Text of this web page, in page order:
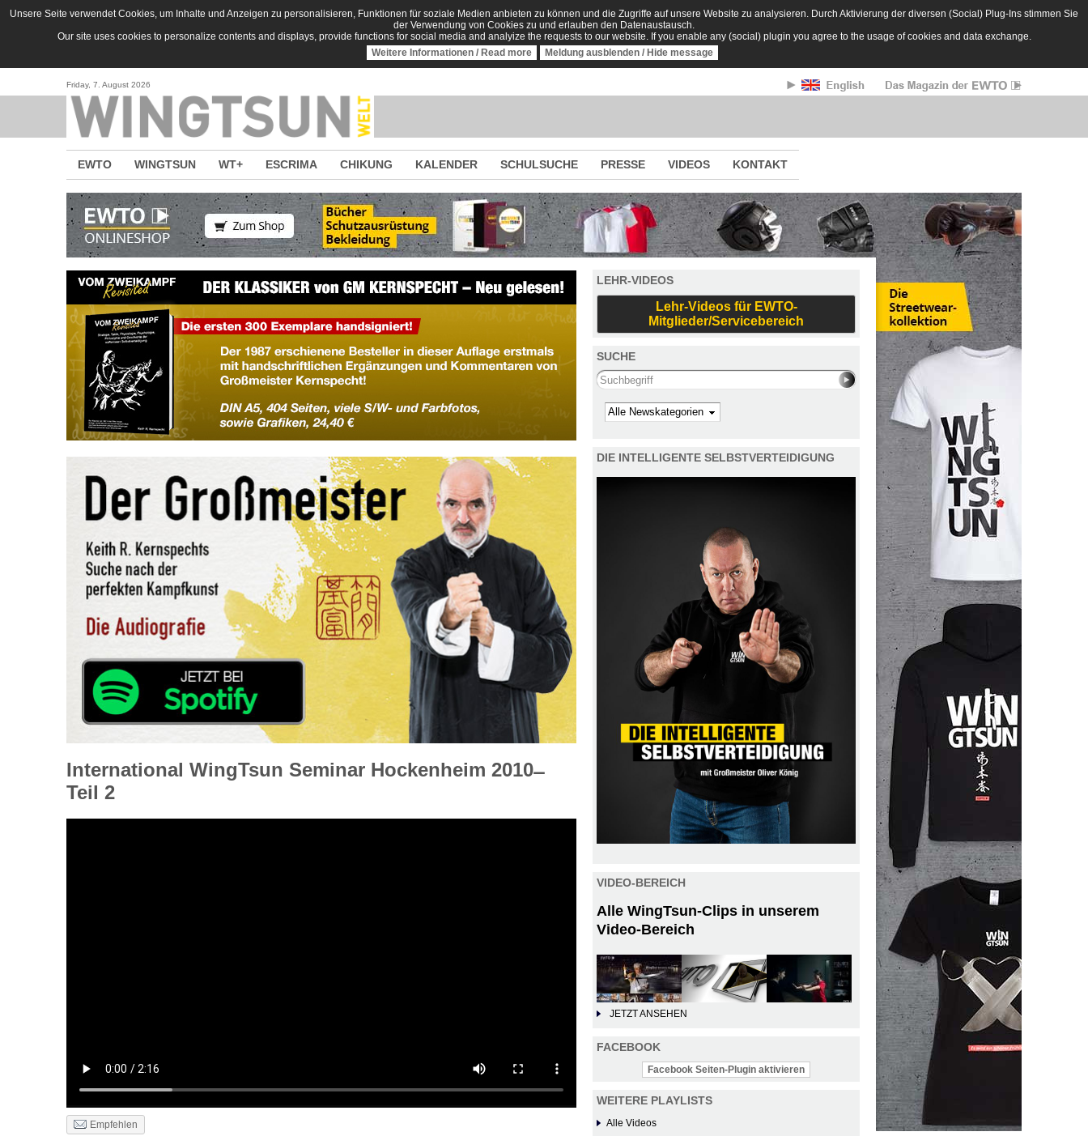
Direkt zum Inhalt
Unsere Seite verwendet Cookies, um Inhalte und Anzeigen zu personalisieren, Funktionen für soziale Medien anbieten zu können und die Zugriffe auf unsere Website zu analysieren. Durch Aktivierung der diversen (Social) Plug-Ins stimmen Sie
der Verwendung von Cookies zu und erlauben den Datenaustausch.
Our site uses cookies to personalize contents and displays, provide functions for social media and analyize the requests to our website. If you enable any (social) plugin you agree to the usage of cookies and data exchange.
Weitere Informationen / Read more
Meldung ausblenden / Hide message
Friday, 7. August 2026
EWTO WINGTSUN WT+ ESCRIMA CHIKUNG KALENDER SCHULSUCHE PRESSE VIDEOS KONTAKT
International WingTsun Seminar Hockenheim 2010 ̶
Teil 2
Empfehlen
LEHR-VIDEOS
Lehr-Videos für EWTO-
Mitglieder/Servicebereich
SUCHE
Search this site
Kategorie
DIE INTELLIGENTE SELBSTVERTEIDIGUNG
VIDEO-BEREICH
Alle WingTsun-Clips in unserem
Video-Bereich
JETZT ANSEHEN
FACEBOOK
Facebook Seiten-Plugin aktivieren
WEITERE PLAYLISTS
Alle Videos